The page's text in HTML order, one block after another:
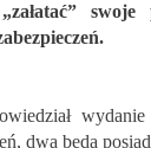
dwa będą